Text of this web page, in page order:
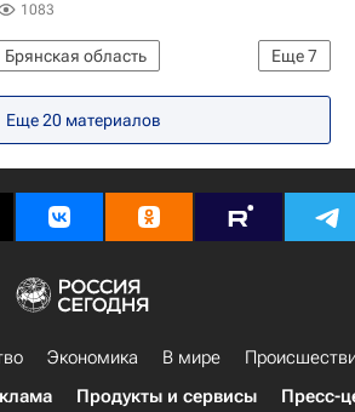
1083
Еще7
Брянская область
Брянск
Центральный ФО
СУСК РФ Россия
Еще20 материалов
Экономика В мире
Продукты и сервисы Пресс-